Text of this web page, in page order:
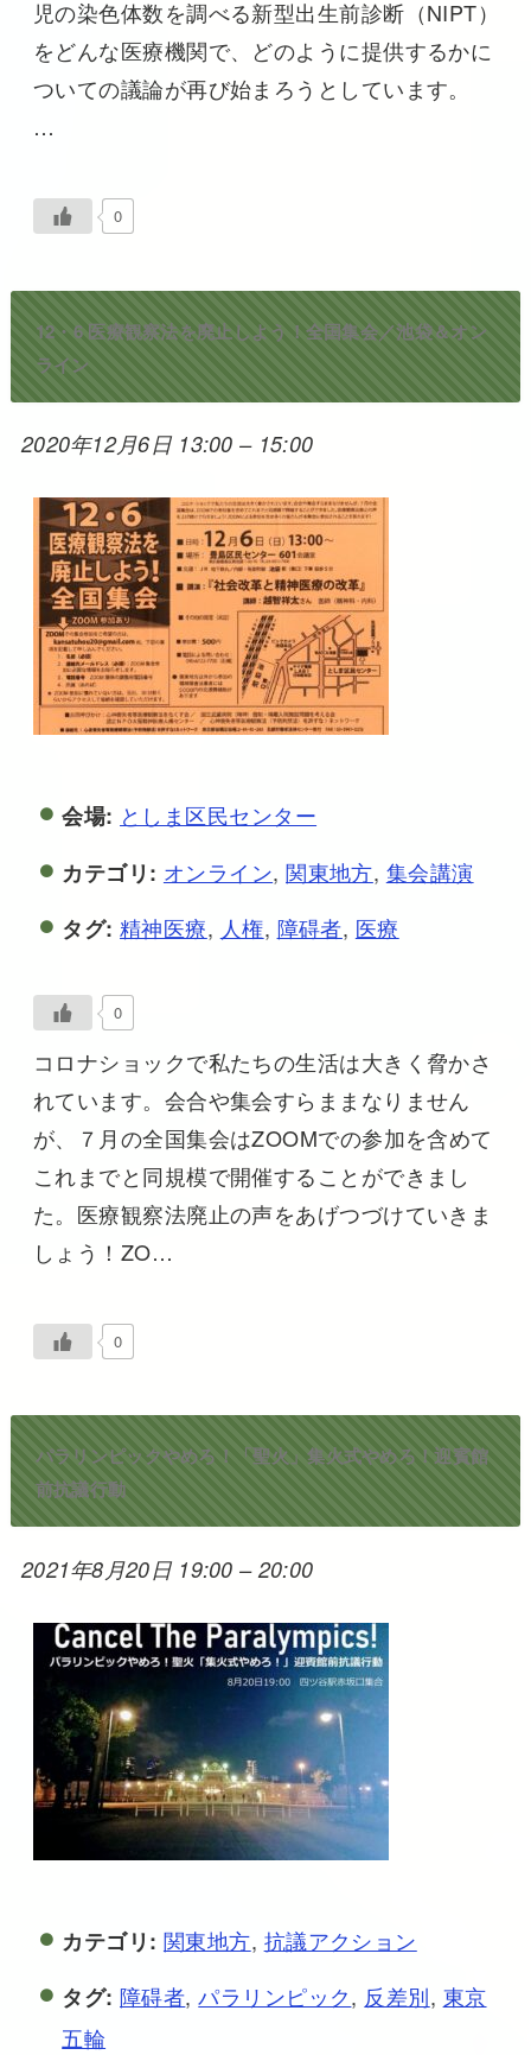
児の染色体数を調べる新型出生前診断（NIPT）
をどんな医療機関で、どのように提供するかに
ついての議論が再び始まろうとしています。
…
0
12・6 医療観察法を廃止しよう！全国集会／池袋＆オン
ライン
2020年12月6日 13:00 – 15:00
会場: としま区民センター
カテゴリ: オンライン,関東地方, 集会講演
タグ: 精神医療, 人権, 障碍者, 医療
0
コロナショックで私たちの生活は大きく脅かさ
れています。会合や集会すらままなりません
が、７月の全国集会はZOOMでの参加を含めて
これまでと同規模で開催することができまし
た。医療観察法廃止の声をあげつづけていきま
しょう！ZO…
0
パラリンピックやめろ！「聖火」集火式やめろ！迎賓館
前抗議行動
2021年8月20日 19:00 –20:00
カテゴリ: 関東地方, 抗議アクション
タグ: 障碍者,パラリンピック, 反差別, 東京
五輪